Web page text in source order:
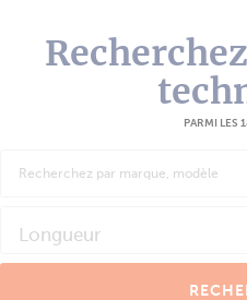
PARMI LES
Longueur